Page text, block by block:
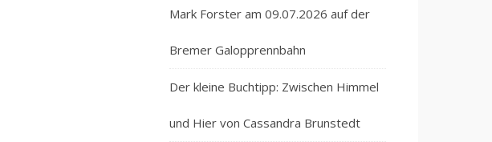
Mark Forster am 09.07.2026 auf der
Bremer Galopprennbahn
Der kleine Buchtipp: Zwischen Himmel
und Hier von Cassandra Brunstedt